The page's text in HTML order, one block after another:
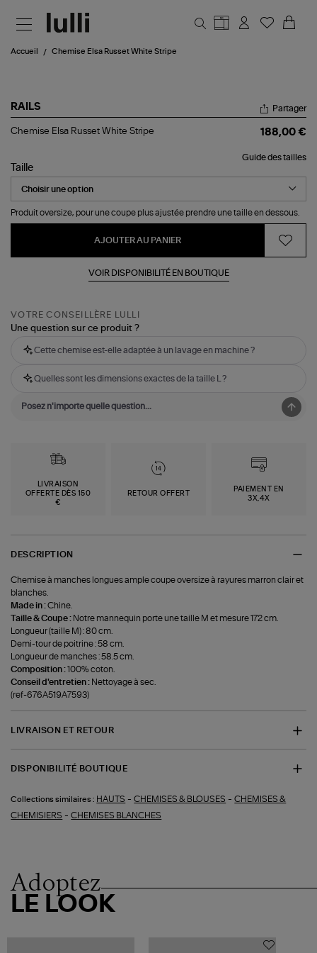
Accueil Chemise Elsa Russet White Stripe
RAILS
Chemise
White
Stripe
Partager
Chemise Elsa Russet White Stripe 188,00 €
Guide des tailles
Taille
Produit oversize, pour une coupe plus ajustée prendre une taille en dessous.
AJOUTER AU PANIER
VOIR DISPONIBILITÉ EN BOUTIQUE
VOTRE CONSEILLÈRE LULLI
Une question sur ce produit ?
Cette chemise est-elle adaptée à un lavage en machine ?
Quelles sont les dimensions exactes de la taille L ?
LIVRAISON
OFFERTE DÈS 150
€
RETOUR OFFERT
PAIEMENT EN
3X,4X
DESCRIPTION
Chemise à manches longues ample coupe oversize à rayures marron clair et
blanches.
Made in :Chine.
Taille & Coupe : Notre mannequin porte une taille M et mesure 172 cm.
Longueur (taille M) : 80 cm.
Demi-tour de poitrine : 58 cm.
Longueur de manches : 58.5 cm.
Composition :100% coton.
Conseil d'entretien : Nettoyage à sec.
(ref-676A519A7593)
LIVRAISON ET RETOUR
DISPONIBILITÉ BOUTIQUE
Collections similaires : HAUTS -CHEMISES & BLOUSES -CHEMISES &
CHEMISIERS -CHEMISES BLANCHES
Adoptez
LE LOOK